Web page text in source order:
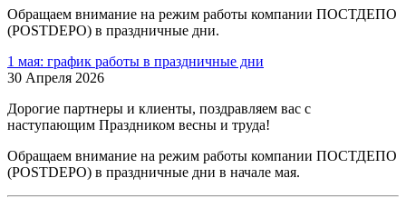
Обращаем внимание на режим работы компании ПОСТДЕПО
(POSTDEPO) в праздничные дни.
1 мая: график работы в праздничные дни
30 Апреля 2026
Дорогие партнеры и клиенты, поздравляем вас с
наступающим Праздником весны и труда!
Обращаем внимание на режим работы компании ПОСТДЕПО
(POSTDEPO) в праздничные дни в начале мая.